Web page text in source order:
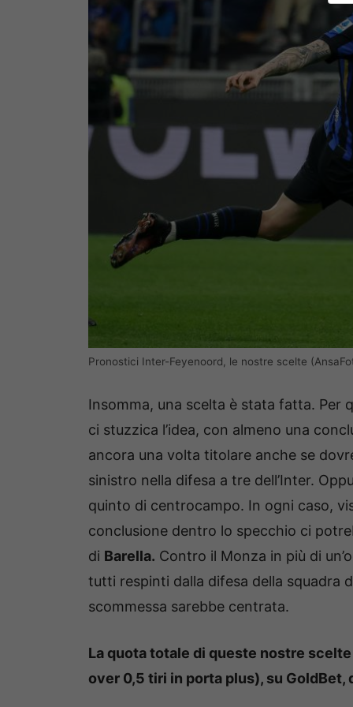
Pronostici Inter-Feyenoord, le nostre scelte
Insomma, una scelta è stata fatta. Per
ci stuzzica l’idea, con almeno una
ancora una volta titolare anche se
sinistro nella difesa a tre dell’Inter.
quinto di centrocampo. In ogni caso,
conclusione dentro lo specchio ci
di Barella. Contro il Monza in più di
tutti respinti dalla difesa della squadra
scommessa sarebbe centrata.
La quota totale di queste nostre
over 0,5 tiri in porta plus), su GoldBet,